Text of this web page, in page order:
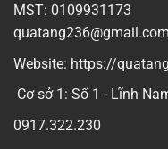
MST: 0109931173
quatang236@gmail.com
Website: https://
Cơ sở 1: Số 1 - Lĩnh
0917.322.230